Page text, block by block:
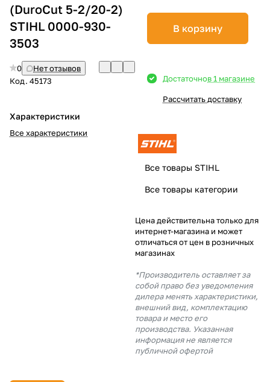
(DuroCut 5-2/20-2)
STIHL 0000-930-
3503
0
Нет отзывов
Код. 45173
Характеристики
Все характеристики
В корзину
Достаточнов 1 магазине
Рассчитать доставку
Все товары STIHL
Все товары категории
Цена действительна только для
интернет-магазина и может
отличаться от цен в розничных
магазинах
*Производитель оставляет за
собой право без уведомления
дилера менять характеристики,
внешний вид, комплектацию
товара и место его
производства. Указанная
информация не является
публичной офертой
Сегодня
25%
Добавляйте товары
Оплачивайте сегодня только
% картой любого банка
% будут
с вашей карты